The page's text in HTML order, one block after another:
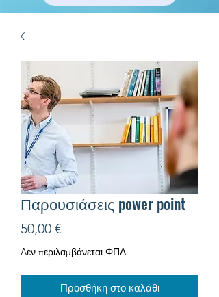
Παρουσιάσεις power point
50,00 €Τιμή
Δεν περιλαμβάνεται ΦΠΑ
Προσθήκη στο καλάθι